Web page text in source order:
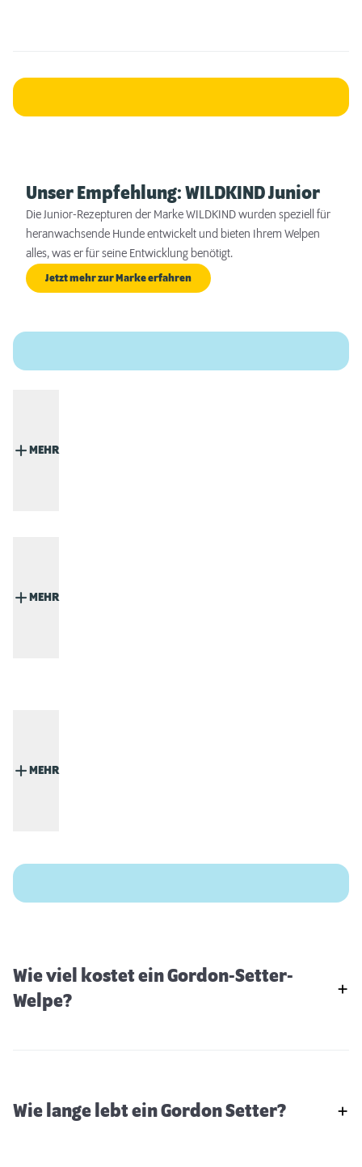
Unser Empfehlung: WILDKIND Junior
Die Junior-Rezepturen der Marke WILDKIND wurden speziell für
heranwachsende Hunde entwickelt und bieten Ihrem Welpen
alles, was er für seine Entwicklung benötigt.
Jetzt mehr zur Marke erfahren
MEHR
MEHR
MEHR
Wie viel kostet ein Gordon-Setter-
Welpe?
Wie lange lebt ein Gordon Setter?